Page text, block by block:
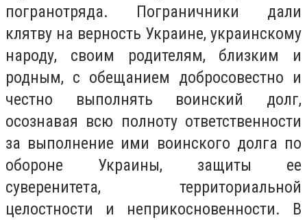
погранотряда. Пограничники дали
клятву на верность Украине, украинскому
народу, своим родителям, близким и
родным, с обещанием добросовестно и
честно выполнять воинский долг,
осознавая всю полноту ответственности
за выполнение ими воинского долга по
обороне Украины, защиты ее
суверенитета, территориальной
целостности и неприкосновенности. В